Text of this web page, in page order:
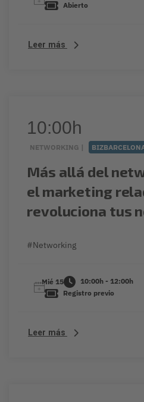
Abierto
Leer más
10:00h
NETWORKING |
Más allá del
el marketing
revoluciona tus
#Networking
Mié 15 10:00h - 12:00h
Registro previo
Leer más